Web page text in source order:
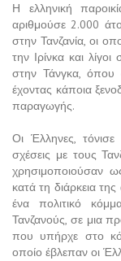
Η ελληνική
αριθμούσε 2.000
στην Τανζανία, οι
την Ιρίνκα και
στην Τάνγκα, όπου
έχοντας κάποια
παραγωγής.
Οι Έλληνες,
σχέσεις με τους
χρησιμοποιούσαν
κατά τη διάρκεια
ένα πολιτικό
Τανζανούς, σε μια
που υπήρχε στο
οποίο έβλεπαν οι